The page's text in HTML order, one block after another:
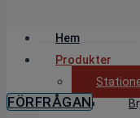
Hem
Produkter
FÖRFRÅGAN